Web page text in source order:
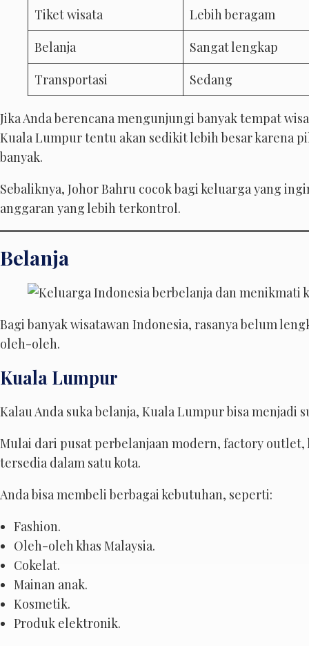
Tiket wisata
Lebih beragam
Belanja
Sangat lengkap
Transportasi
Sedang
Jika Anda berencana mengunjungi banyak tempat
Kuala Lumpur tentu akan sedikit lebih besar karena
banyak.
Sebaliknya, Johor Bahru cocok bagi keluarga yang
anggaran yang lebih terkontrol.
Belanja
Bagi banyak wisatawan Indonesia, rasanya belum
oleh-oleh.
Kuala Lumpur
Kalau Anda suka belanja, Kuala Lumpur bisa menjadi
Mulai dari pusat perbelanjaan modern, factory outlet,
tersedia dalam satu kota.
Anda bisa membeli berbagai kebutuhan, seperti:
Fashion.
Oleh-oleh khas Malaysia.
Cokelat.
Mainan anak.
Kosmetik.
Produk elektronik.